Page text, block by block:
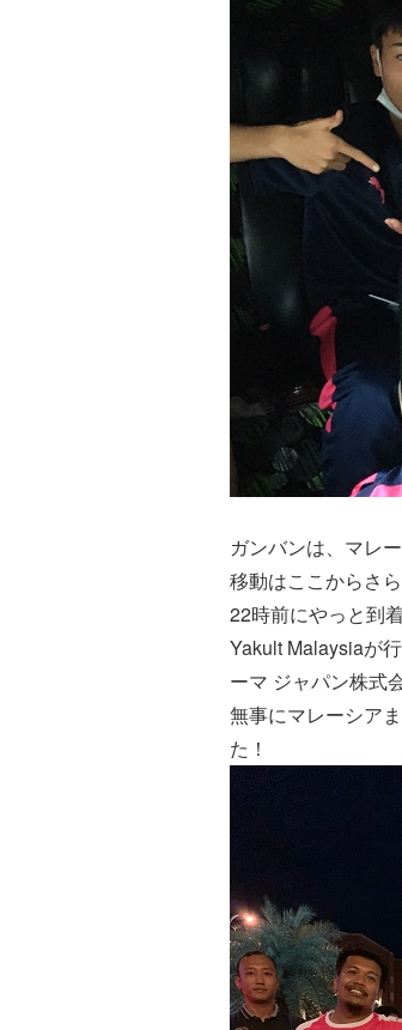
ガンバンは、マレ
移動はここからさ
22時前にやっと到
Yakult Malaysiaが
ーマ ジャパン株式
無事にマレーシア
た！